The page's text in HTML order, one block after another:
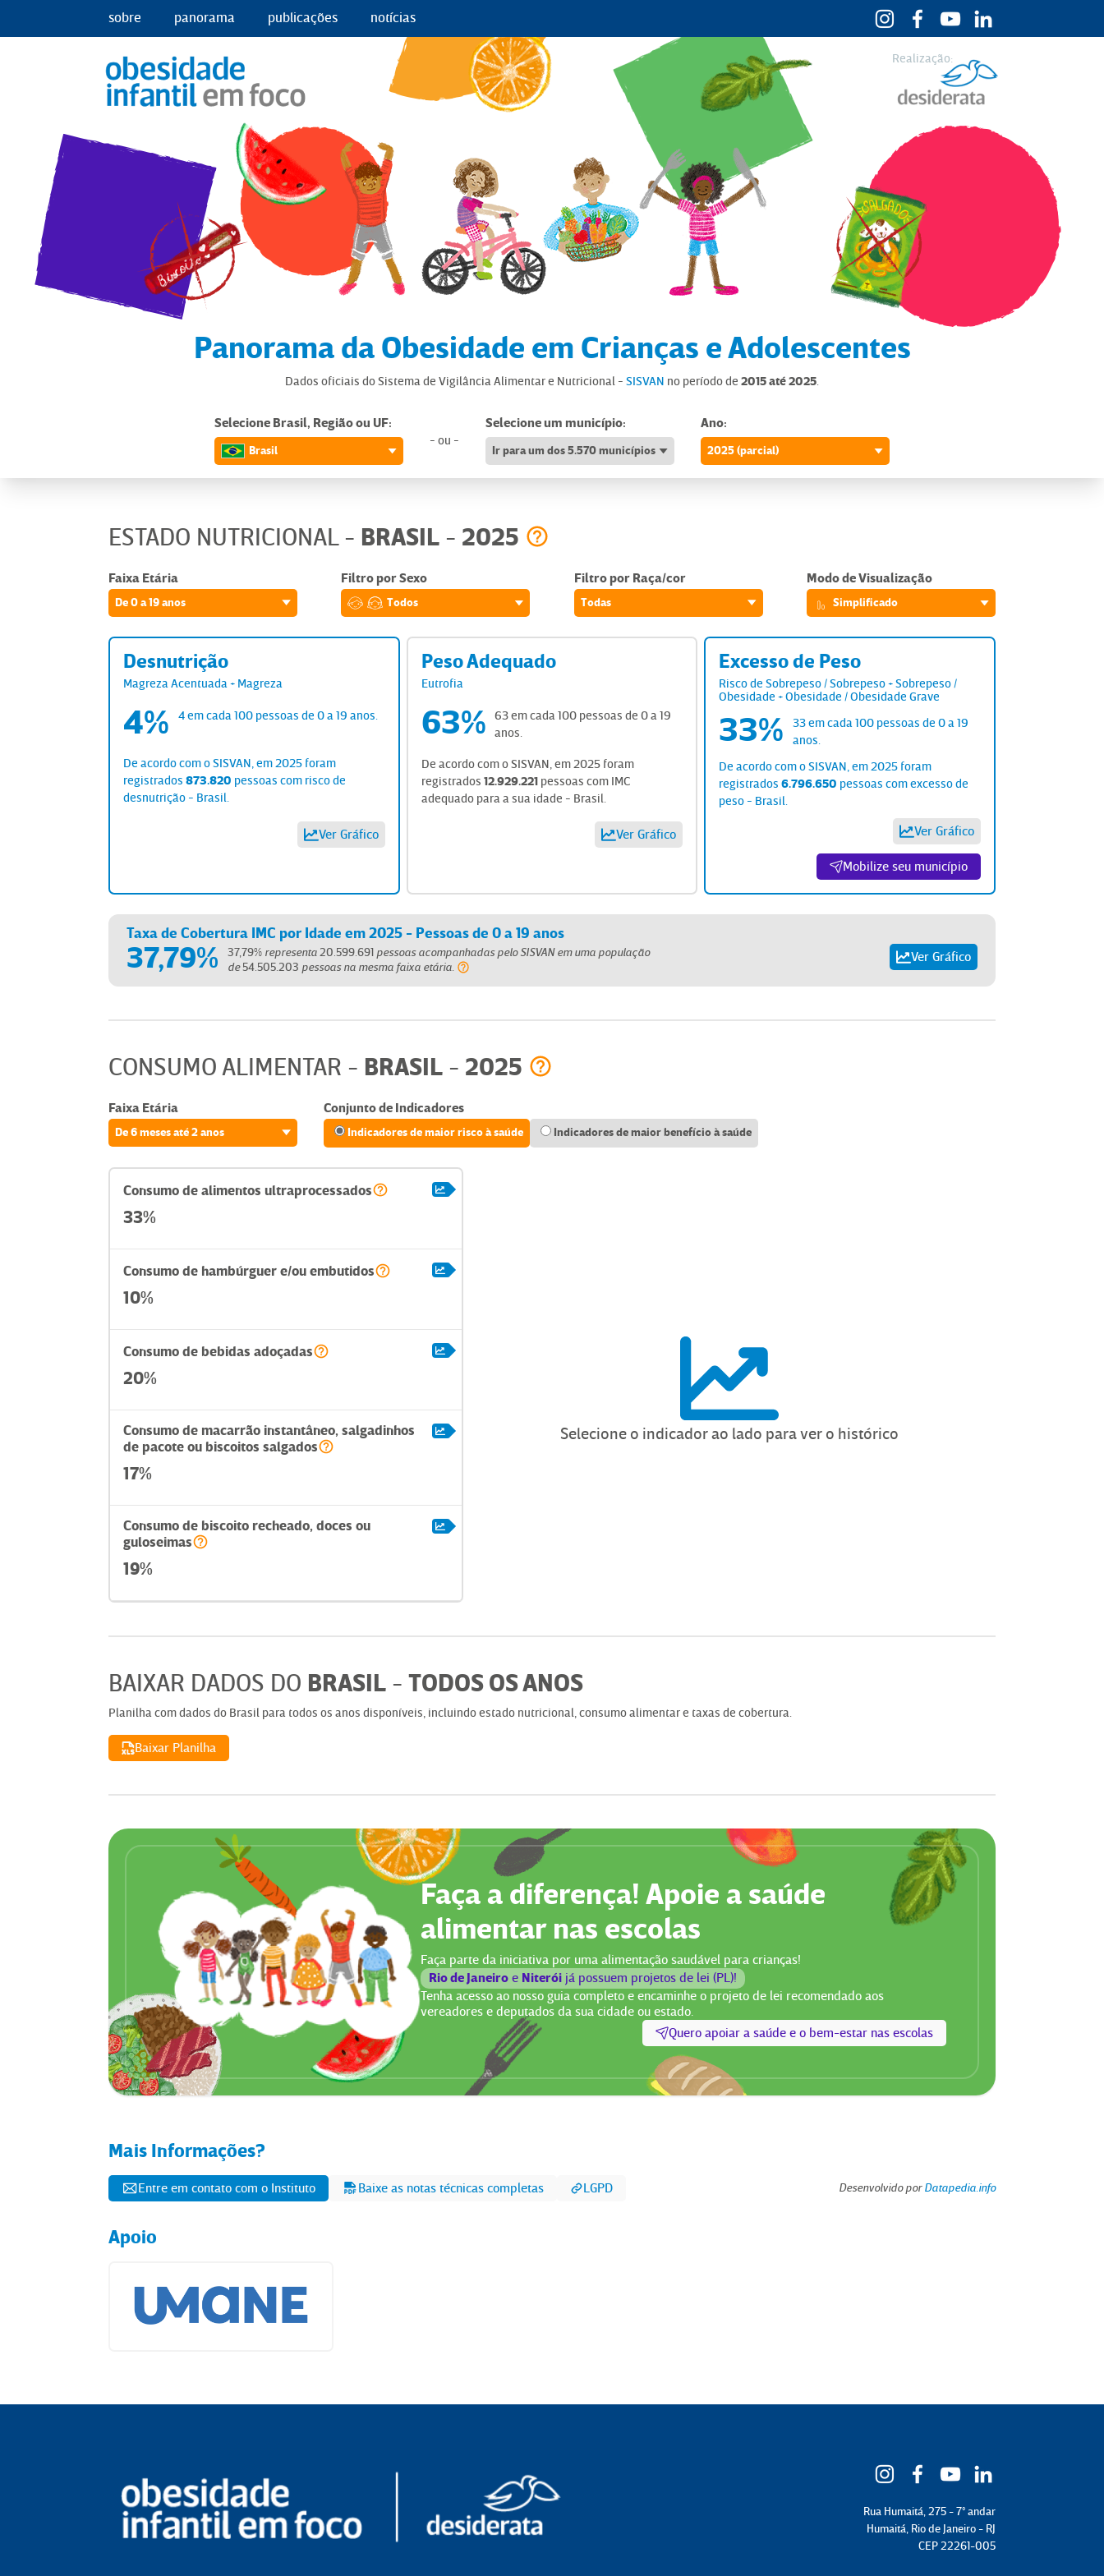
sobre panorama publicações notícias
Realização:
Panorama da Obesidade em Crianças e Adolescentes
Dados oficiais do Sistema de Vigilância Alimentar e Nutricional - SISVAN no período de 2015 até 2025
Selecione Brasil, Região ou UF:
Brasil
- ou -
Selecione um município:
Ir para um dos 5.570 municípios
Ano:
2025 (parcial)
ESTADO NUTRICIONAL- BRASIL - 2025
Faixa Etária
de 0 a 19 anos
Filtro por Sexo
Todos
Filtro por Raça/cor
Todas
Modo de Visualização
Simplificado
Desnutrição
Magreza Acentuada + Magreza
4% 4 em cada 100 pessoas de 0 a 19 anos.
De acordo com o SISVAN, em2025 foram
registrados 873.820 pessoas com risco de
desnutrição - Brasil.
Ver Gráfico
Peso Adequado
Eutrofia
63% 63 em cada 100 pessoas de 0 a 19
anos
De acordo com o SISVAN, em2025foram
registrados 12.929.221 pessoas com IMC
adequado para a sua idade - Brasil.
Ver Gráfico
Excesso de Peso
Risco de Sobrepeso / Sobrepeso + Sobrepeso /
Obesidade + Obesidade / Obesidade Grave
33% 33 em cada 100 pessoas de 0 a 19
anos.
De acordo com o SISVAN, em 2025 foram
registrados6.796.650 pessoas comexcesso de
peso - Brasil
Ver Gráfico
Mobilize seu município
Taxa de Cobertura IMC por Idade em 2025 - Pessoas de 0 a 19 anos
Ver Gráfico
37,79% 37,79% representa20.599.691 pessoas acompanhadas pelo SISVAN em uma população
de 54.505.203 pessoas na mesma faixa etária.
CONSUMO ALIMENTAR - BRASIL - 2025
Faixa Etária
de 6 meses até 2 anos
Conjunto de Indicadores
Indicadores de maior risco à saúde Indicadores de maior benefício à saúde
Consumo de alimentos ultraprocessados
33%
Consumo de hambúrguer e/ou embutidos
10%
Consumo de bebidas adoçadas
20%
Consumo de macarrão instantâneo, salgadinhos
de pacote ou biscoitos salgados
17%
Consumo de biscoito recheado, doces ou
guloseimas
19%
Selecione o indicador ao lado para ver o histórico
BAIXAR DADOS DO BRASIL - TODOS OS ANOS
Planilha com dados do Brasil para todos os anos disponíveis, incluindo estado nutricional, consumo alimentar e taxas de cobertura.
Baixar Planilha
Faça a diferença! Apoie a saúde
alimentar nas escolas
Faça parte da iniciativa por uma alimentação saudável para crianças!
Rio de Janeiro e Niterói já possuem projetos de lei (PL)!
Tenha acesso ao nosso guia completo e encaminhe o projeto de lei recomendado aos
vereadores e deputados da sua cidade ou estado.
Quero apoiar a saúde e o bem-estar nas escolas
Mais Informações?
Entre em contato com o Instituto Baixe as notas técnicas completas LGPD Desenvolvido por Datapedia.info
Apoio
Rua Humaitá, 275 - 7° andar
Humaitá, Rio de Janeiro - RJ
CEP 22261-005